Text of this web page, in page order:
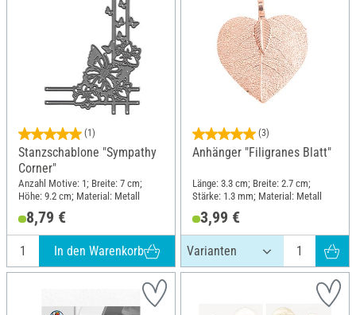
(1)
Stanzschablone "Sympathy
Corner"
Anzahl Motive: 1; Breite: 7 cm;
Höhe: 9.2 cm; Material: Metall
8,79 €
In den Warenkorb
(3)
Anhänger "Filigranes Blatt"
Länge: 3.3 cm; Breite: 2.7 cm;
Stärke: 1.3 mm; Material: Metall
3,99 €